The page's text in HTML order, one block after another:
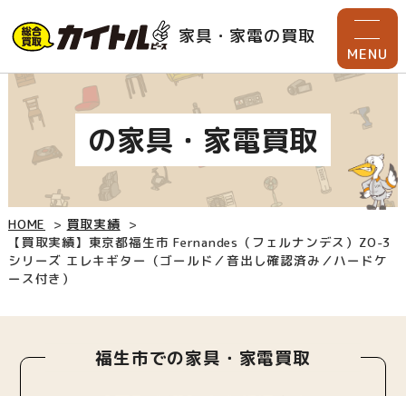
家具・家電の買取
MENU
の家具・家電買取
HOME
買取実績
【買取実績】東京都福生市 Fernandes（フェルナンデス）ZO-3
シリーズ エレキギター（ゴールド／音出し確認済み／ハードケ
ース付き）
福生市での家具・家電買取